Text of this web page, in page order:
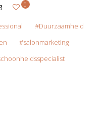
0
Duurzaamheid
salonmarketing